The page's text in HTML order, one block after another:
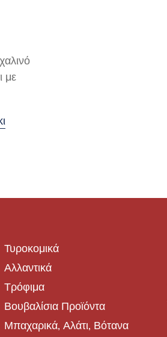
με
Τυροκομικά
Αλλαντικά
Τρόφιμα
Βουβαλίσια Προϊόντα
Μπαχαρικά, Αλάτι, Βότανα